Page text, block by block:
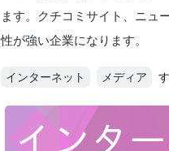
ます。クチコミサイト、ニュ
性が強い企業になります。
インターネット メディア